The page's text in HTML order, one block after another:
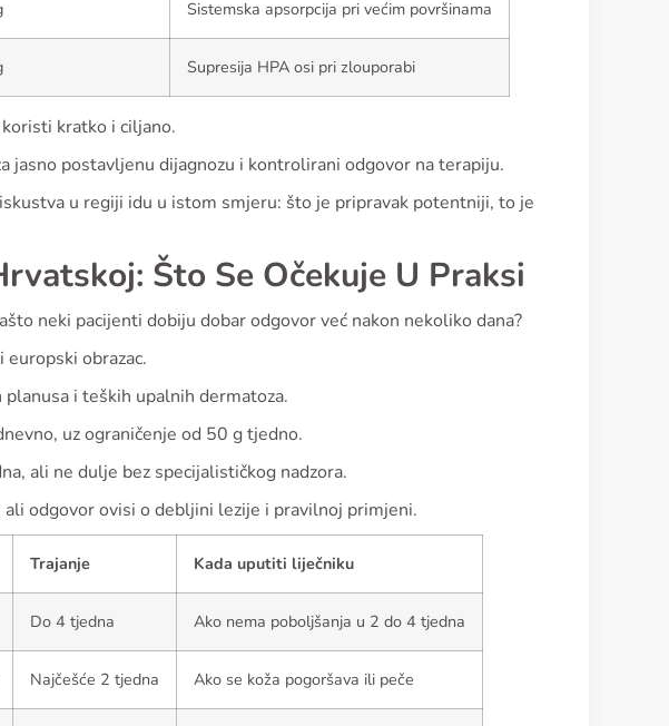
Sistemska apsorpcija pri većim površinama
Supresija HPA osi pri zlouporabi
kratko i ciljano.
jasno postavljenu dijagnozu i kontrolirani odgovor na terapiju.
u regiji idu u istom smjeru: što je pripravak potentniji, to je
Što Se Očekuje U Praksi
neki pacijenti dobiju dobar odgovor već nakon nekoliko dana?
obrazac.
i teških upalnih dermatoza.
uz ograničenje od 50 g tjedno.
ali ne dulje bez specijalističkog nadzora.
odgovor ovisi o debljini lezije i pravilnoj primjeni.
Trajanje Kada uputiti liječniku
Do 4 tjedna Ako nema poboljšanja u 2 do 4 tjedna
Najčešće 2 tjedna Ako se koža pogoršava ili peče